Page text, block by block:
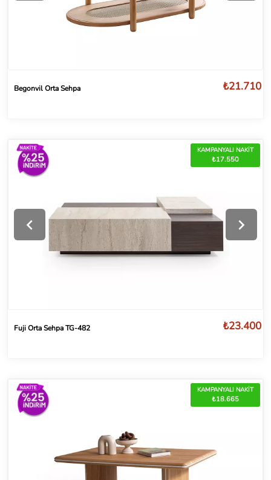
Begonvil Orta Sehpa ₺21.710
KAMPANYALI NAKİT
₺17.550
Fuji Orta Sehpa TG-482 ₺23.400
KAMPANYALI NAKİT
₺18.665